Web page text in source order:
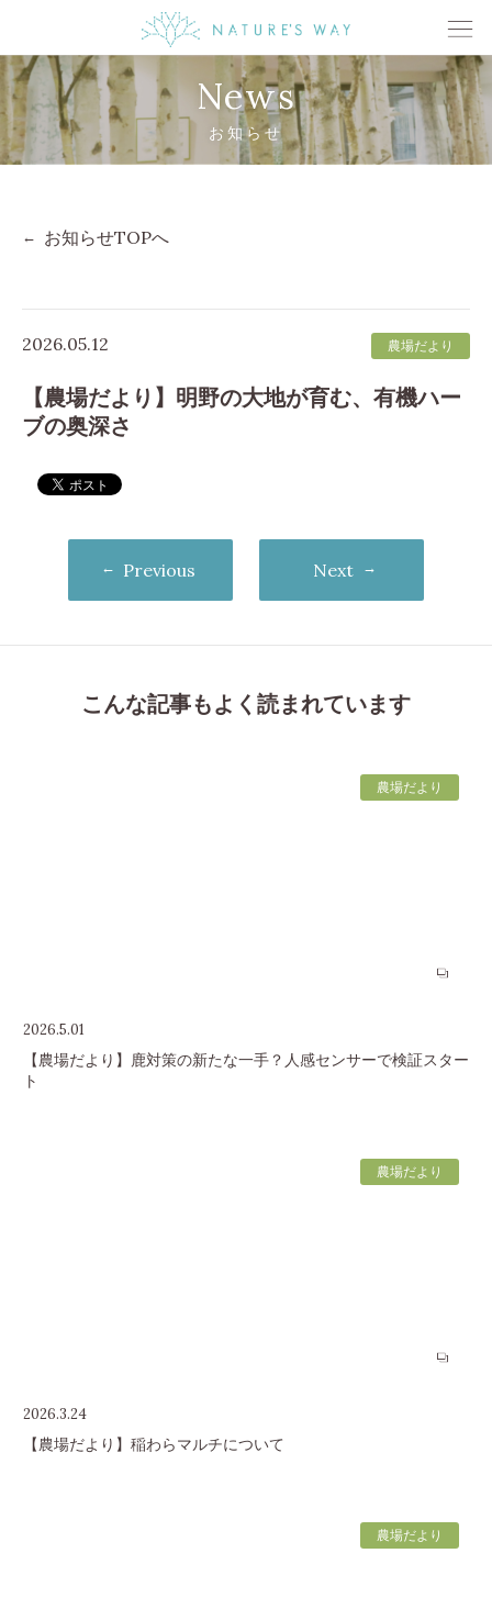
News
お知らせ
お知らせTOPへ
2026.05.12 農場だより
【農場だより】明野の大地が育む、有機ハー
ブの奥深さ
Previous Next
こんな記事もよく読まれています
農場だより
2026.5.01
【農場だより】鹿対策の新たな一手？人感センサーで検証スター
ト
農場だより
2026.3.24
【農場だより】稲わらマルチについて
農場だより